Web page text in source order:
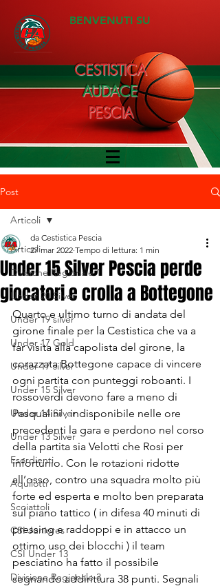
BENVENUTI SU
CESTISTICA
AUDACE
PESCIA
Post
Articoli
Divisione Regionale 1
Under 20 Silver
Under 19 silver
Under 17 Gold
Under 17 silver
Under 15 Silver
Under 14 Silver
Under 13 Silver
Esordienti
Aquilotti
Scoiattoli
CSI Juniores
CSI Under 13
Divisione Regionale 3
Articoli
Under 15 Silver Pescia perde
giocatori e crolla a Bottegone
da Cestistica Pescia
27 mar 2022 Tempo di lettura: 1 min
Quarto e ultimo turno di andata del
girone finale per la Cestistica che va a
far visita alla capolista del girone, la
corazzata Bottegone capace di vincere
ogni partita con punteggi roboanti. I
rossoverdi devono fare a meno di
Pasqualini , indisponibile nelle ore
precedenti la gara e perdono nel corso
della partita sia Velotti che Rosi per
infortunio. Con le rotazioni ridotte
all’osso, contro una squadra molto più
forte ed esperta e molto ben preparata
sul piano tattico ( in difesa 40 minuti di
pressing e raddoppi e in attacco un
ottimo uso dei blocchi ) il team
pesciatino ha fatto il possibile
segnando addirittura 38 punti. Segnali